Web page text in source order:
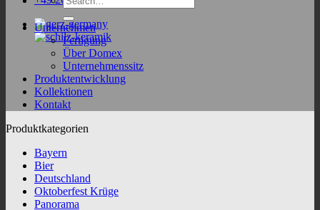
for:
Unternehmen
Fertigung
Über Domex
Unternehmenssitz
Produktentwicklung
Kollektionen
Kontakt
Produktkategorien
Bayern
Bier
Deutschland
Oktoberfest Krüge
Panorama